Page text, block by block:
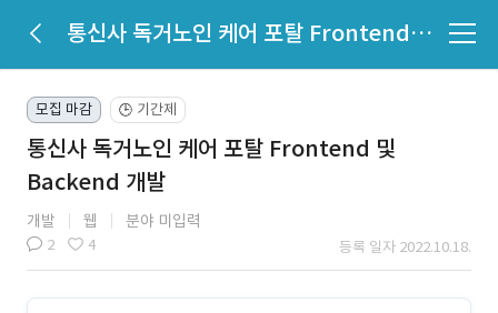
통신사 독거노인 케어 포탈 Frontend 및 Backend 개발
모집 마감 🕒 기간제
통신사 독거노인 케어 포탈 Frontend 및
Backend 개발
개발 웹 분야 미입력
2 4 등록 일자 2022.10.18.